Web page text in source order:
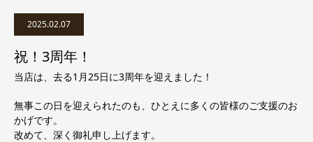
2025.02.07
祝！3周年！
当店は、去る1月25日に3周年を迎えました！
無事この日を迎えられたのも、ひとえに多くの皆様のご支援のお
かげです。
改めて、深く御礼申し上げます。